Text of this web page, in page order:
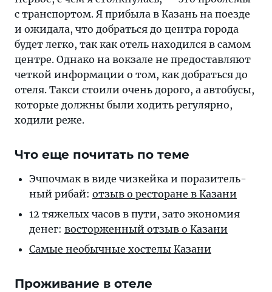
с транспортом. Я прибыла в Казань на поезде
и ожидала, что добраться до центра города
будет легко, так как отель находился в самом
центре. Однако на вокзале не предоставляют
четкой информации о том, как добраться до
отеля. Такси стоили очень дорого, а автобусы,
которые должны были ходить регулярно,
ходили реже.
Что еще почитать по теме
Эчпочмак в ви­де чиз­кей­ка и по­ра­зи­тель­
ный ри­бай: от­зыв о рес­то­ра­не в Казани
12 тяжелых ча­сов в пу­ти, за­то эко­но­мия
де­нег: вос­тор­жен­ный от­зыв о Казани
Самые необычные хос­те­лы Казани
Проживание в отеле